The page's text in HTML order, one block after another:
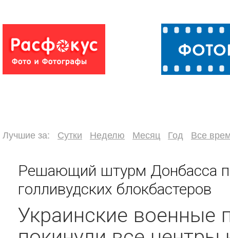
Лучшие за: Сутки Неделю Месяц Год Все
Решающий штурм Донбасса
голливудских блокбастеров
Украинские военные